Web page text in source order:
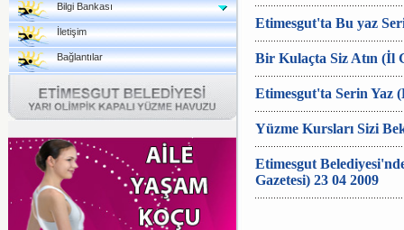
Bilgi Bankası
İletişim
Bağlantılar
Etimesgut'ta Bu yaz
Bir Kulaçta Siz Atın (İl
Etimesgut'ta Serin Yaz
Yüzme Kursları Sizi
Etimesgut
Gazetesi) 23 04 2009